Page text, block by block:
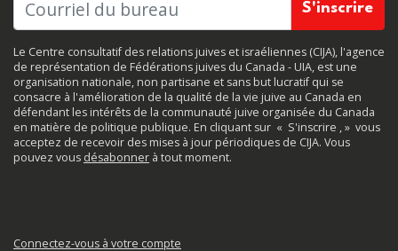
Le Centre consultatif des relations juives et israéliennes (CIJA), l'agence
de représentation de Fédérations juives du Canada - UIA, est une
organisation nationale, non partisane et sans but lucratif qui se
consacre à l'amélioration de la qualité de la vie juive au Canada en
défendant les intérêts de la communauté juive organisée du Canada
en matière de politique publique. En cliquant sur « S'inscrire , » vous
acceptez de recevoir des mises à jour périodiques de CIJA. Vous
pouvez vous désabonner à tout moment.
Connectez-vous à votre compte